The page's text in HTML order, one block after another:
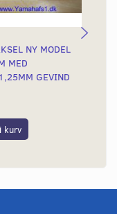
NY MODEL
MED
GEVIND
kurv